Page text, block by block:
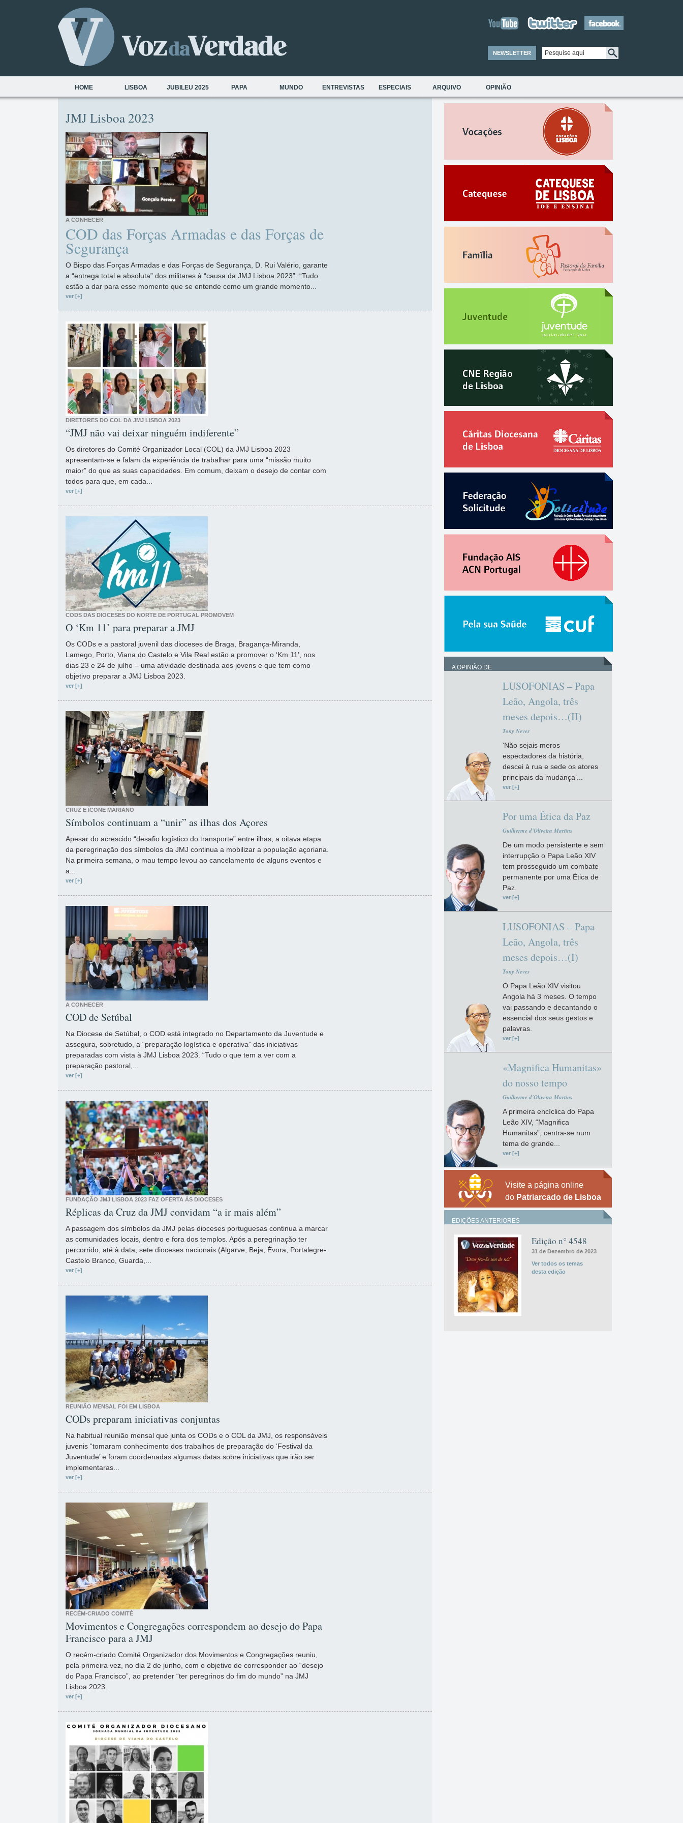
NEWSLETTER
HOME LISBOA JUBILEU 2025 PAPA MUNDO ENTREVISTAS ESPECIAIS ARQUIVO OPINIÃO
JMJ Lisboa 2023
A CONHECER
COD das Forças Armadas e das Forças de
Segurança
O Bispo das Forças Armadas e das Forças de Segurança, D. Rui Valério, garante
a “entrega total e absoluta” dos militares à “causa da JMJ Lisboa 2023”. “Tudo
estão a dar para esse momento que se entende como um grande momento...
ver [+]
DIRETORES DO COL DA JMJ LISBOA 2023
“JMJ não vai deixar ninguém indiferente”
Os diretores do Comité Organizador Local (COL) da JMJ Lisboa 2023
apresentam-se e falam da experiência de trabalhar para uma “missão muito
maior” do que as suas capacidades. Em comum, deixam o desejo de contar com
todos para que, em cada...
ver [+]
CODS DAS DIOCESES DO NORTE DE PORTUGAL PROMOVEM
O ‘Km 11’ para preparar a JMJ
Os CODs e a pastoral juvenil das dioceses de Braga, Bragança-Miranda,
Lamego, Porto, Viana do Castelo e Vila Real estão a promover o ‘Km 11’, nos
dias 23 e 24 de julho – uma atividade destinada aos jovens e que tem como
objetivo preparar a JMJ Lisboa 2023.
ver [+]
CRUZ E ÍCONE MARIANO
Símbolos continuam a “unir” as ilhas dos Açores
Apesar do acrescido “desafio logístico do transporte” entre ilhas, a oitava etapa
da peregrinação dos símbolos da JMJ continua a mobilizar a população açoriana.
Na primeira semana, o mau tempo levou ao cancelamento de alguns eventos e
a...
ver [+]
A CONHECER
COD de Setúbal
Na Diocese de Setúbal, o COD está integrado no Departamento da Juventude e
assegura, sobretudo, a “preparação logística e operativa” das iniciativas
preparadas com vista à JMJ Lisboa 2023. “Tudo o que tem a ver com a
preparação pastoral,...
ver [+]
FUNDAÇÃO JMJ LISBOA 2023 FAZ OFERTA ÀS DIOCESES
Réplicas da Cruz da JMJ convidam “a ir mais além”
A passagem dos símbolos da JMJ pelas dioceses portuguesas continua a marcar
as comunidades locais, dentro e fora dos templos. Após a peregrinação ter
percorrido, até à data, sete dioceses nacionais (Algarve, Beja, Évora, Portalegre-
Castelo Branco, Guarda,...
ver [+]
REUNIÃO MENSAL FOI EM LISBOA
CODs preparam iniciativas conjuntas
Na habitual reunião mensal que junta os CODs e o COL da JMJ, os responsáveis
juvenis “tomaram conhecimento dos trabalhos de preparação do ‘Festival da
Juventude’ e foram coordenadas algumas datas sobre iniciativas que irão ser
implementaras...
ver [+]
RECÉM-CRIADO COMITÉ
Movimentos e Congregações correspondem ao desejo do Papa
Francisco para a JMJ
O recém-criado Comité Organizador dos Movimentos e Congregações reuniu,
pela primeira vez, no dia 2 de junho, com o objetivo de corresponder ao “desejo
do Papa Francisco”, ao pretender “ter peregrinos do fim do mundo” na JMJ
Lisboa 2023.
ver [+]
A OPINIÃO DE
LUSOFONIAS – Papa
Leão, Angola, três
meses depois…(II)
Tony Neves
‘Não sejais meros
espectadores da história,
descei à rua e sede os atores
principais da mudança’...
ver [+]
Por uma Ética da Paz
Guilherme d'Oliveira Martins
De um modo persistente e sem
interrupção o Papa Leão XIV
tem prosseguido um combate
permanente por uma Ética de
Paz.
ver [+]
LUSOFONIAS – Papa
Leão, Angola, três
meses depois…(I)
Tony Neves
O Papa Leão XIV visitou
Angola há 3 meses. O tempo
vai passando e decantando o
essencial dos seus gestos e
palavras.
ver [+]
«Magnifica Humanitas»
do nosso tempo
Guilherme d'Oliveira Martins
A primeira encíclica do Papa
Leão XIV, “Magnifica
Humanitas”, centra-se num
tema de grande...
ver [+]
Visite a página online
do Patriarcado de Lisboa
EDIÇÕES ANTERIORES
Edição n° 4548
31 de Dezembro de 2023
Ver todos os temas
desta edição